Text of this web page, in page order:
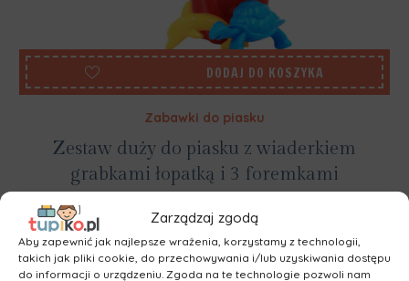
Zarządzaj zgodą
Aby zapewnić jak najlepsze wrażenia, korzystamy z technologii,
takich jak pliki cookie, do przechowywania i/lub uzyskiwania dostępu
do informacji o urządzeniu. Zgoda na te technologie pozwoli nam
DODAJ DO KOSZYKA
Zabawki do piasku
Zestaw duży do piasku z wiaderkiem
grabkami łopatką i 3 foremkami